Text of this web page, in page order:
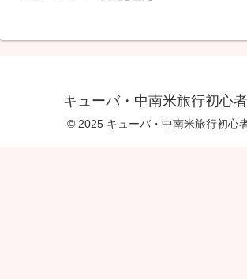
キューバ・中南米旅行初心
© 2025 キューバ・中南米旅行初心